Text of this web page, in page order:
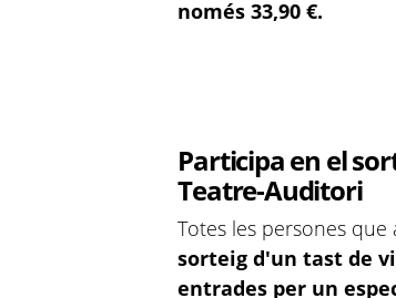
només 33,90 €.
Participa en el
Teatre-Auditori
Totes les persones
sorteig d'un tast de
entrades per un